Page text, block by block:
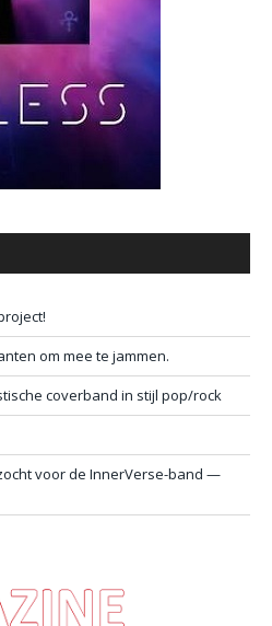
om mee te jammen.
coverband in stijl pop/rock
voor de InnerVerse-band —